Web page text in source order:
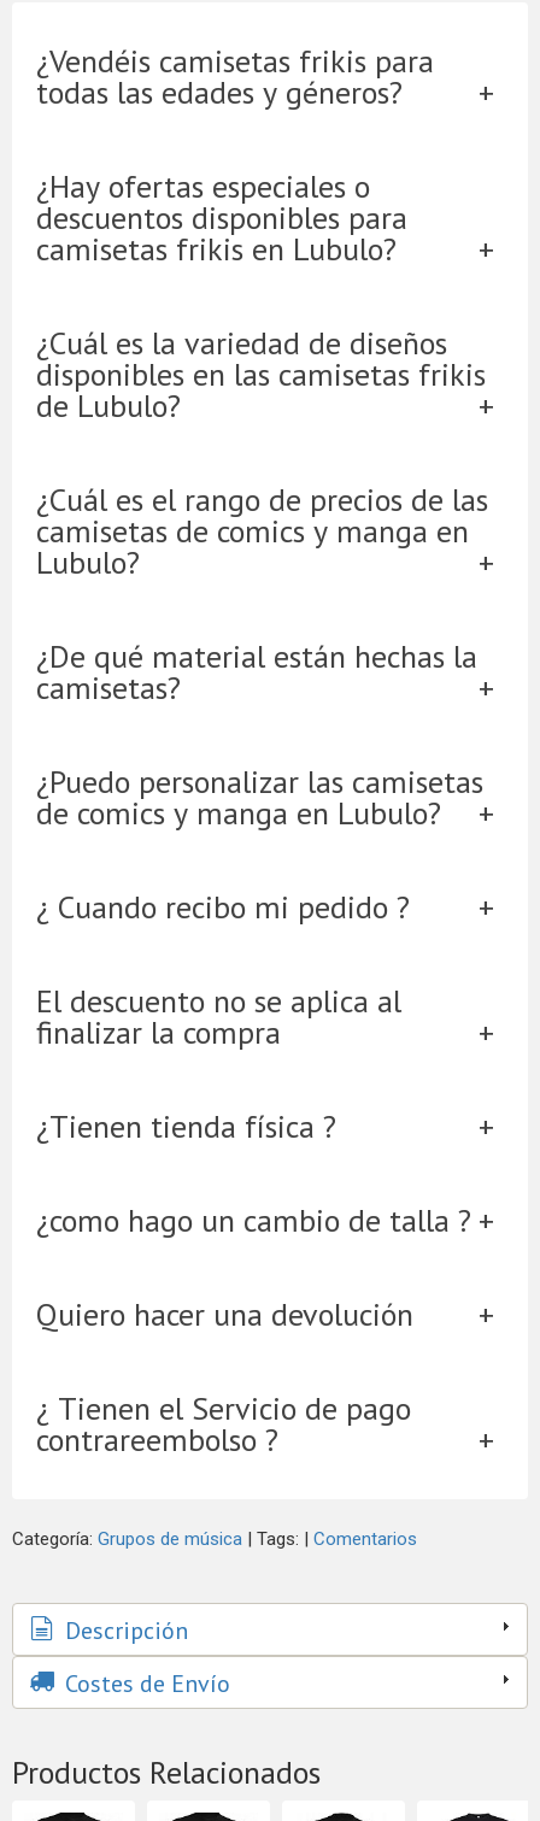
¿Vendéis camisetas frikis para
todas las edades y géneros?
¿Hay ofertas especiales o
descuentos disponibles para
camisetas frikis en Lubulo?
¿Cuál es la variedad de diseños
disponibles en las camisetas frikis
de Lubulo?
¿Cuál es el rango de precios de las
camisetas de comics y manga en
Lubulo?
¿De qué material están hechas la
camisetas?
¿Puedo personalizar las camisetas
de comics y manga en Lubulo?
¿ Cuando recibo mi pedido ?
El descuento no se aplica al
finalizar la compra
¿Tienen tienda física ?
¿como hago un cambio de talla ?
Quiero hacer una devolución
¿ Tienen el Servicio de pago
contrareembolso ?
Categoría: Grupos de música | Tags: | Comentarios
Descripción
Costes de Envío
Productos Relacionados